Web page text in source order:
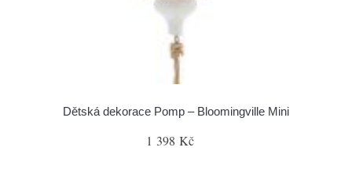
Dětská dekorace Pomp – Bloomingville Mini
1 398 Kč